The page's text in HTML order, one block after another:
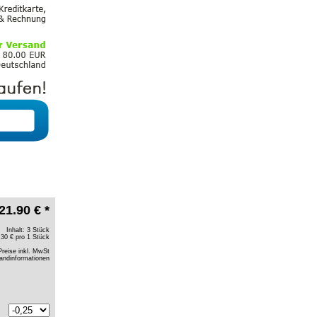
€ *
Inhalt: 3 Stück
€ pro 1 Stück
inkl. MwSt